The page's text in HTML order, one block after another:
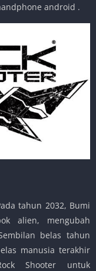
android .
tahun 2032, Bumi
alien, mengubah
belas tahun
manusia terakhir
Shooter untuk